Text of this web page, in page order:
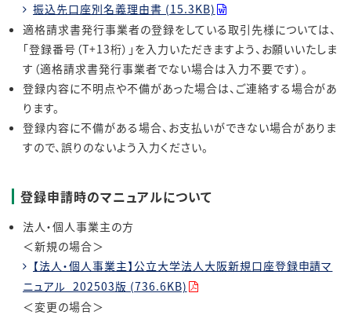
振込先口座別名義理由書 (15.3KB)
適格請求書発行事業者の登録をしている取引先様については、
「登録番号（T+13桁）」を入力いただきますよう、お願いいたしま
す（適格請求書発行事業者でない場合は入力不要です）。
登録内容に不明点や不備があった場合は、ご連絡する場合があ
ります。
登録内容に不備がある場合、お支払いができない場合がありま
すので、誤りのないよう入力ください。
登録申請時のマニュアルについて
法人・個人事業主の方
＜新規の場合＞
【法人・個人事業主】公立大学法人大阪新規口座登録申請マ
ニュアル_202503版 (736.6KB)
＜変更の場合＞